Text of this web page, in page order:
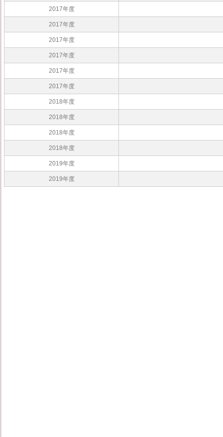
2017年度
2017年度
2017年度
2017年度
2017年度
2017年度
2018年度
2018年度
2018年度
2018年度
2019年度
2019年度